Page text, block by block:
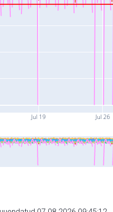
Jul 19 Jul 26